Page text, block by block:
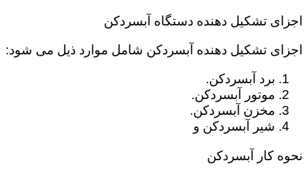
اجزای تشکیل دهنده دستگاه آبسردکن
اجزای تشکیل دهنده آبسردکن شامل موارد ذیل می شود:
برد آبسردکن.
موتور آبسردکن.
مخزن آبسردکن.
شیر آبسردکن و
نحوه کار آبسردکن